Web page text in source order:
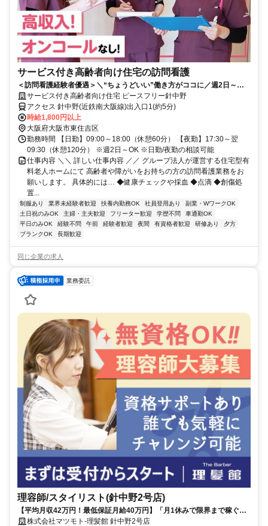
サービス付き高齢者向け住宅の訪問看護
＜訪問看護経験者優遇＞＼“ちょうどいい”働き方がココに／週2日～
OK◎残業なし×高時給！面接確約＆サポート体制も万全
サービス付き高齢者向け住宅 ピースフリー針中野
アクセス 針中野(近鉄南大阪線)出入口1(約5分)
時給1,800円以上
大阪府大阪市東住吉区
勤務時間 【日勤】09:00～18:00（休憩60分） 【夜勤】17:30～翌
09:30（休憩120分） ※週2日～OK ※日勤/夜勤の相談可能
仕事内容 ＼＼ 詳しい仕事内容 ／／ グループ法人が運営する住宅型有
料老人ホームにて 高齢者や障がいをお持ちの方の訪問看護業務をお
願いします。 具体的には… ◆健康チェックや採血 ◆点滴 ◆創傷処
置...
制服あり 業界未経験者歓迎 扶養内勤務OK 社員登用あり
副業・WワークOK
土日祝のみOK
主婦・主夫歓迎 フリーター歓迎 学歴不問
車通勤OK
平日のみOK
経験不問 午前 経験者歓迎 夜間 有資格者歓迎 研修あり
夕方
ブランクOK
長期歓迎
同じ企業の求人
業務委託
理容師/スタイリスト(針中野2号店)
【平均月収42万円！最低保証月給40万円】「月1休みで限界まで稼ぐ」
も「長期休暇」も自由自在♪ 希望通りの働き方が叶います！
株式会社マツモト-理髪館 針中野2号店